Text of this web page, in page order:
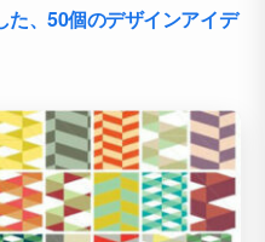
た、50個のデザインアイデ